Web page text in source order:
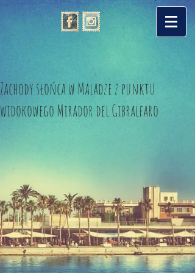
Zachody słońca w Maladze z punktu
widokowego Mirador del Gibralfaro